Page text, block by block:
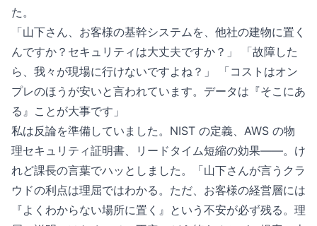
た。
「山下さん、お客様の基幹システムを、他社の建物に置く
んですか？セキュリティは大丈夫ですか？」 「故障した
ら、我々が現場に行けないですよね？」 「コストはオン
プレのほうが安いと言われています。データは『そこにあ
る』ことが大事です」
私は反論を準備していました。NIST の定義、AWS の物
理セキュリティ証明書、リードタイム短縮の効果——。け
れど課長の言葉でハッとしました。「山下さんが言うクラ
ウドの利点は理屈ではわかる。ただ、お客様の経営層には
『よくわからない場所に置く』という不安が必ず残る。理